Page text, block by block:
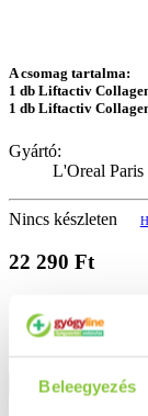
Beleegyezés
A csomag tartalma:
1 db Liftactiv
1 db Liftactiv
Gyártó:
L'Oreal Paris
Nincs készleten
22 290 Ft
Kosárba